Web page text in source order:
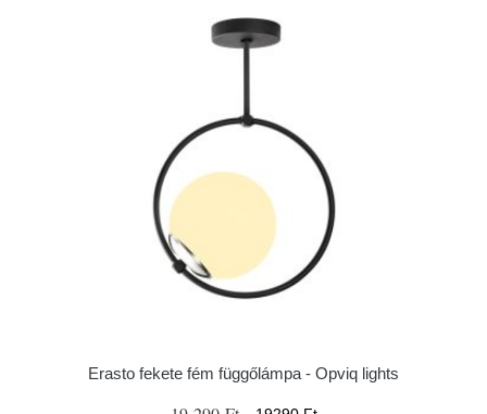
Erasto fekete fém függőlámpa - Opviq lights